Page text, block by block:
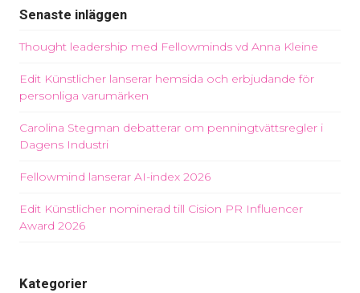
Senaste inläggen
Thought leadership med Fellowminds vd Anna Kleine
Edit Künstlicher lanserar hemsida och erbjudande för
personliga varumärken
Carolina Stegman debatterar om penningtvättsregler i
Dagens Industri
Fellowmind lanserar AI-index 2026
Edit Künstlicher nominerad till Cision PR Influencer
Award 2026
Kategorier